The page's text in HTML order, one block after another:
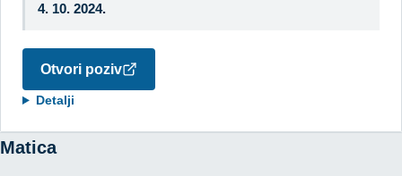
4. 10. 2024.
Otvori poziv
Detalji
Matica